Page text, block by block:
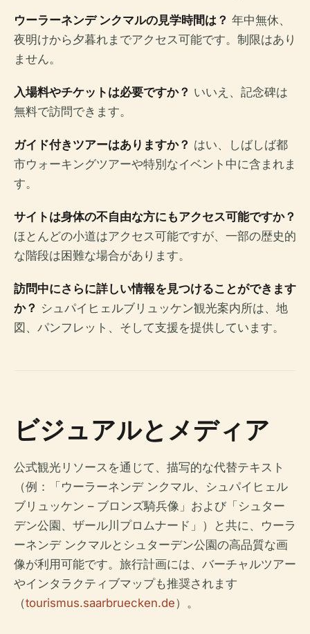
ウーラーネンデ ンクマルの見学時間は？ 年中無休、
夜明けから夕暮れまでアクセス可能です。制限はあり
ません。
入場料やチケットは必要ですか？ いいえ、記念碑は
無料で訪問できます。
ガイド付きツアーはありますか？ はい、しばしば都
市ウォーキングツアーや特別なイベント中に含まれま
す。
サイトは身体の不自由な方にもアクセス可能ですか？
ほとんどの小道はアクセス可能ですが、一部の歴史的
な階段は困難な場合があります。
訪問中にさらに詳しい情報を見つけることができます
か？ シュパイヒェルブリュッケン観光案内所は、地
図、パンフレット、そして支援を提供しています。
ビジュアルとメディア
公式観光リソースを通じて、描写的な代替テキスト
（例：「ウーラーネンデ ンクマル、シュパイヒェル
ブリュッケン – ブロンズ騎兵像」および「シュター
デン公園、ザール川プロムナード」）と共に、ウーラ
ーネンデ ンクマルとシュターデン公園の高品質な画
像が利用可能です。旅行計画には、バーチャルツアー
やインタラクティブマップも推奨されます
（tourismus.saarbruecken.de）。